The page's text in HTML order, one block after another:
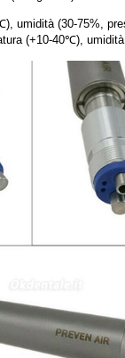
umidità (30-75%,
(+10-40℃),